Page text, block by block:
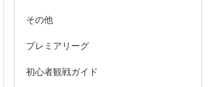
その他
プレミアリーグ
初心者観戦ガイド